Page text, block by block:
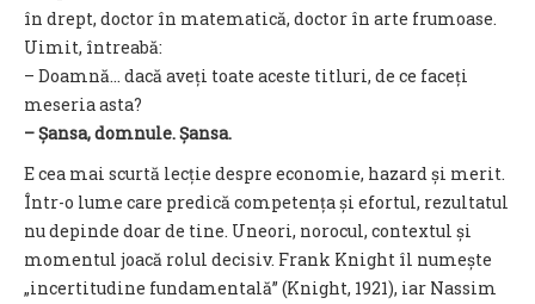
în drept, doctor în matematică, doctor în arte frumoase.
Uimit, întreabă:
– Doamnă… dacă aveți toate aceste titluri, de ce faceți
meseria asta?
– Șansa, domnule. Șansa.
E cea mai scurtă lecție despre economie, hazard și merit.
Într-o lume care predică competența și efortul, rezultatul
nu depinde doar de tine. Uneori, norocul, contextul și
momentul joacă rolul decisiv. Frank Knight îl numește
„incertitudine fundamentală” (Knight, 1921), iar Nassim